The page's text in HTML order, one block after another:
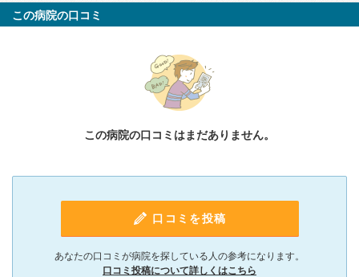
この病院の口コミ
この病院の口コミはまだありません。
口コミを投稿
あなたの口コミが病院を探している人の参考になります。
口コミ投稿について詳しくはこちら